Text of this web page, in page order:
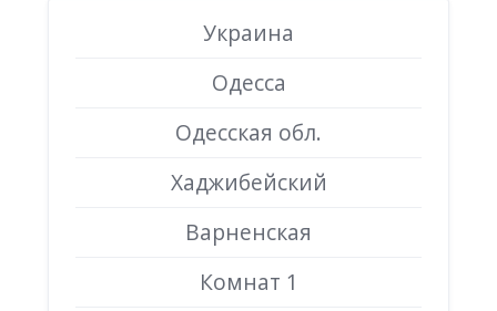
Украина
Одесса
Одесская обл.
Хаджибейский
Варненская
Комнат 1